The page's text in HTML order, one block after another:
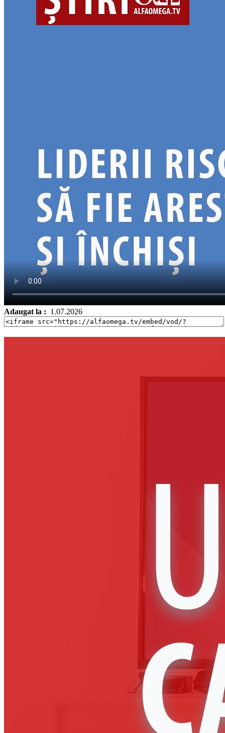
Adaugat la : 1.07.2026